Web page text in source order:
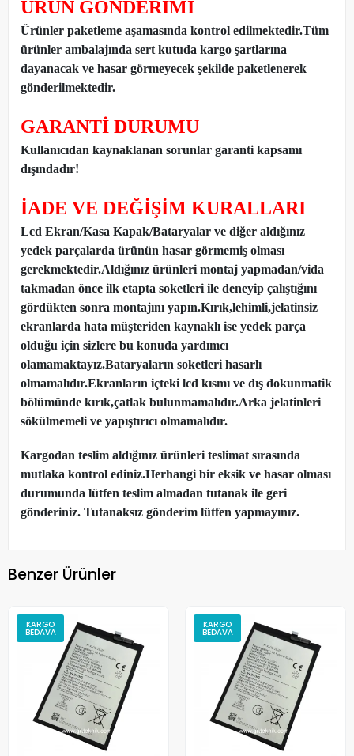
ÜRÜN GÖNDERİMİ
Ürünler paketleme aşamasında kontrol edilmektedir.Tüm
ürünler ambalajında sert kutuda kargo şartlarına
dayanacak ve hasar görmeyecek şekilde paketlenerek
gönderilmektedir.
GARANTİ DURUMU
Kullanıcıdan kaynaklanan sorunlar garanti kapsamı
dışındadır!
İADE VE DEĞİŞİM KURALLARI
Lcd Ekran/Kasa Kapak/Bataryalar ve diğer aldığınız
yedek parçalarda ürünün hasar görmemiş olması
gerekmektedir.Aldığınız ürünleri montaj yapmadan/vida
takmadan önce ilk etapta soketleri ile deneyip çalıştığını
gördükten sonra montajını yapın.Kırık,lehimli,jelatinsiz
ekranlarda hata müşteriden kaynaklı ise yedek parça
olduğu için sizlere bu konuda yardımcı
olamamaktayız.Bataryaların soketleri hasarlı
olmamalıdır.Ekranların içteki lcd kısmı ve dış dokunmatik
bölümünde kırık,çatlak bulunmamalıdır.Arka jelatinleri
sökülmemeli ve yapıştırıcı olmamalıdır.
Kargodan teslim aldığınız ürünleri teslimat sırasında
mutlaka kontrol ediniz.Herhangi bir eksik ve hasar olması
durumunda lütfen teslim almadan tutanak ile geri
gönderiniz. Tutanaksız gönderim lütfen yapmayınız.
Benzer Ürünler
KARGO
BEDAVA
KARGO
BEDAVA